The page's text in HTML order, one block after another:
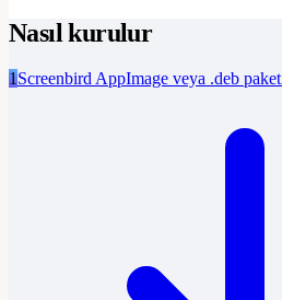
Nasıl kurulur
1Screenbird AppImage veya .deb